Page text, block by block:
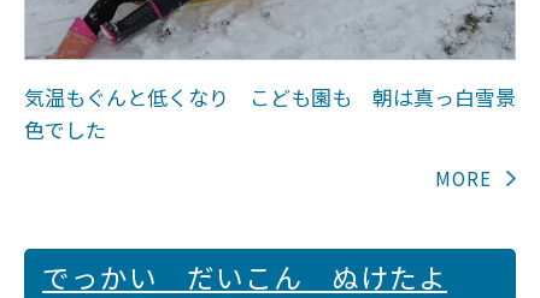
気温もぐんと低くなり こども園も 朝は真っ白雪景
色でした
でっかい だいこん ぬけたよ